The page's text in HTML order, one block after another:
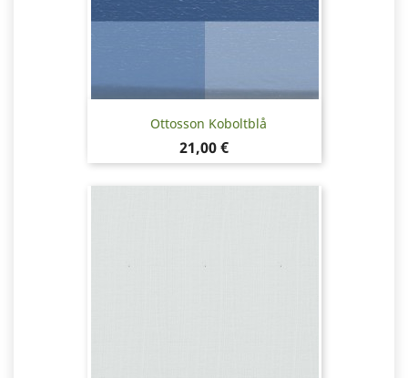
Ottosson Koboltblå
Pris
21,00 €